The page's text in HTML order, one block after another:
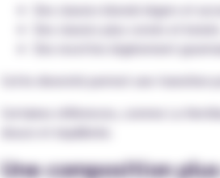
Des classics blonds légers et
Des recettes légèrement
Cette diversité permet une transition
Certaines références, comme La
Une composition